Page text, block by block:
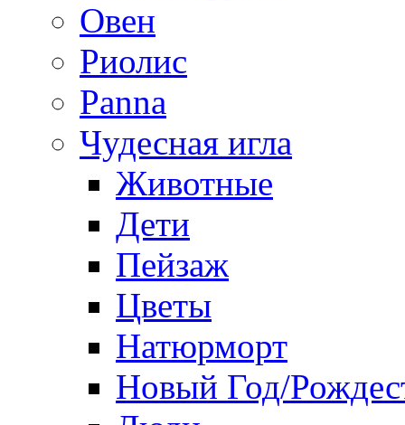
Овен
Риолис
Panna
Чудесная игла
Животные
Дети
Пейзаж
Цветы
Натюрморт
Новый Год/